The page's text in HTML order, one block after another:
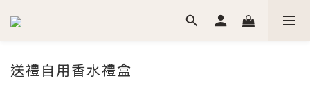
送禮自用香水禮盒